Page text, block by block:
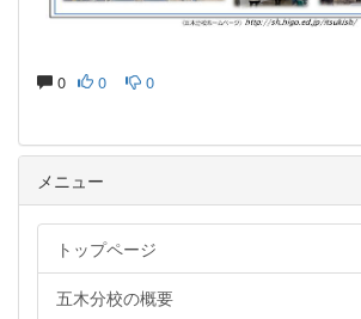
0 0 0
メニュー
トップページ
五木分校の概要